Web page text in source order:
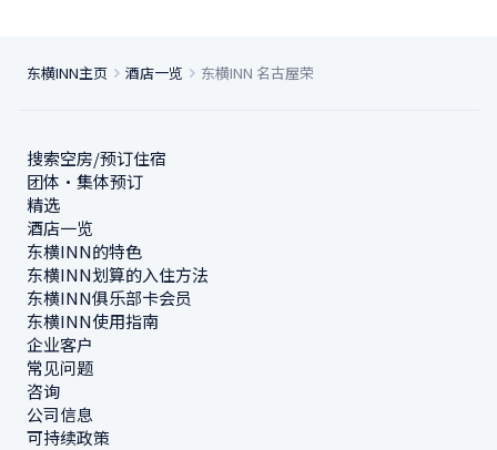
东横INN主页 酒店一览 东横INN 名古屋荣
搜索空房/预订住宿
团体・集体预订
精选
酒店一览
东横INN的特色
东横INN划算的入住方法
东横INN俱乐部卡会员
东横INN使用指南
企业客户
常见问题
咨询
公司信息
可持续政策